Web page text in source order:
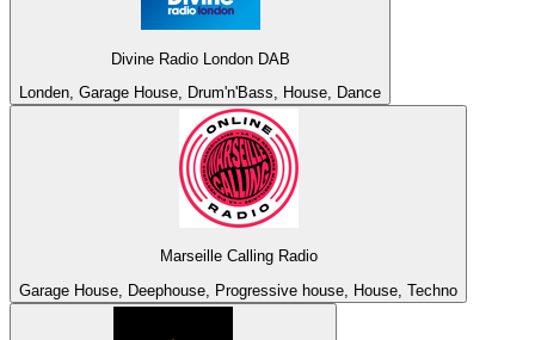
Divine Radio London DAB
Londen, Garage House, Drum'n'Bass, House, Dance
Marseille Calling Radio
Garage House, Deephouse, Progressive house, House, Techno